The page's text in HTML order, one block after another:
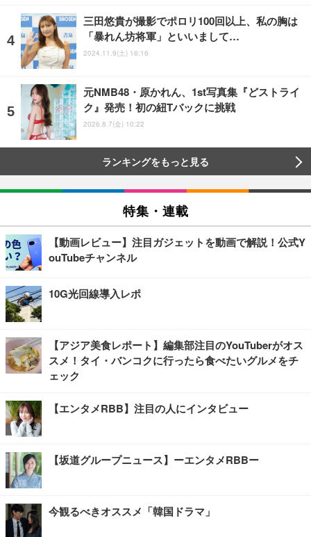
三田悠貴が撮影でポロリ100回以上、私の胸は
「暴れん坊将軍」といいまして…
2024.11.9(土) 16:16
元NMB48・原かれん、1st写真集『どストライ
ク』発売！初の紐Tバックに挑戦
2026.8.7(金) 10:22
ランキングをもっと見る
特集・連載
【動画レビュー】注目ガジェットを動画で解説！公式Y
ouTubeチャンネル
10G光回線導入レポ
【アジア美食レポート】編集部注目のYouTuberがオス
スメ！タイ・バンコクに行ったら食べたいグルメをチ
ェック
【エンタメRBB】注目の人にインタビュー
【坂道グループニュース】ーエンタメRBBー
今観るべきオススメ「韓国ドラマ」